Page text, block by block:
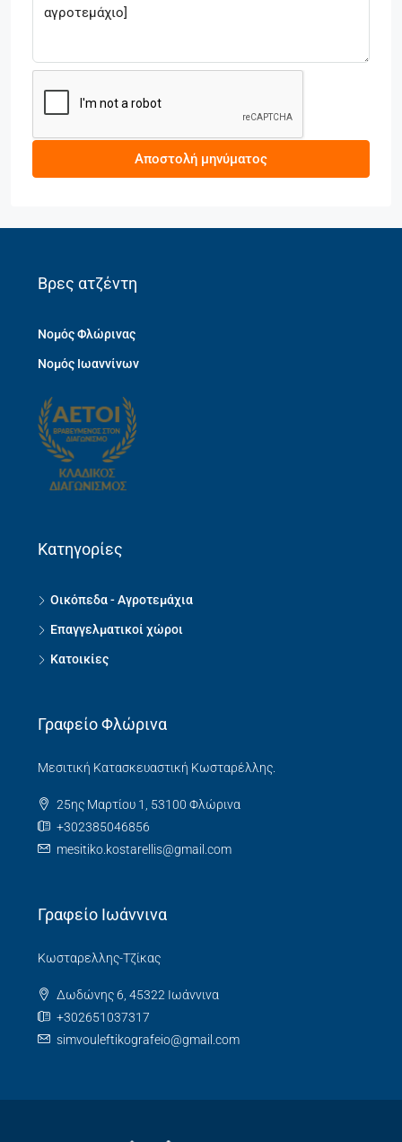
Αποστολή μηνύματος
Βρες ατζέντη
Νομός Φλώρινας
Νομός Ιωαννίνων
Κατηγορίες
Οικόπεδα - Αγροτεμάχια
Επαγγελματικοί χώροι
Κατοικίες
Γραφείο Φλώρινα
Μεσιτική Κατασκευαστική Κωσταρέλλης.
25ης Μαρτίου 1, 53100 Φλώρινα
+302385046856
mesitiko.kostarellis@gmail.com
Γραφείο Ιωάννινα
Κωσταρελλης-Τζίκας
Δωδώνης 6, 45322 Ιωάννινα
+302651037317
simvouleftikografeio@gmail.com